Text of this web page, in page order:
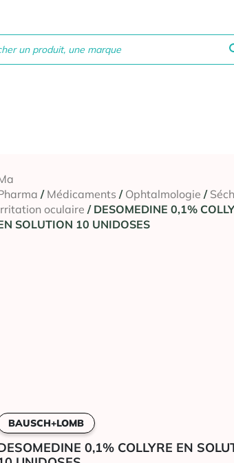
/ Médicaments / Ophtalmologie /
oculaire / DESOMEDINE 0,1%
SOLUTION 10 UNIDOSES
BAUSCH+LOMB
0,1% COLLYRE EN